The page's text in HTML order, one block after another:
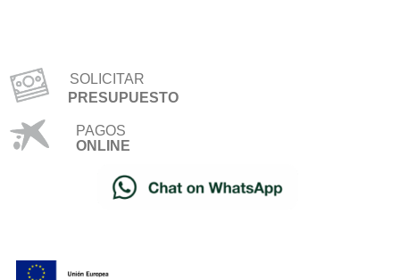
SOLICITAR
PRESUPUESTO
PAGOS
ONLINE